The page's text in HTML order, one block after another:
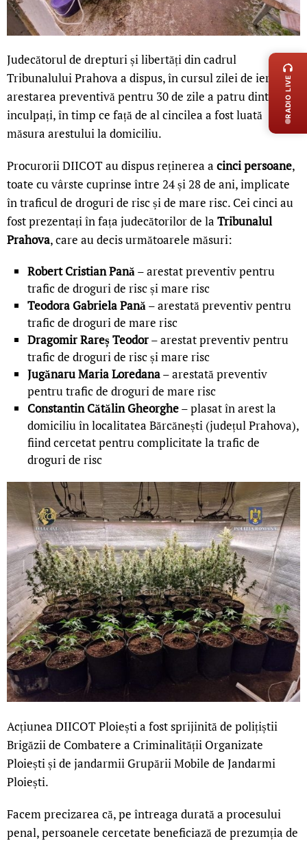
Judecătorul de drepturi și libertăți din cadrul
Tribunalului Prahova a dispus, în cursul zilei de ieri,
arestarea preventivă pentru 30 de zile a patru dintre
inculpați, în timp ce față de al cincilea a fost luată
măsura arestului la domiciliu.
Procurorii DIICOT au dispus reținerea a cinci persoane,
toate cu vârste cuprinse între 24 și 28 de ani, implicate
în traficul de droguri de risc și de mare risc. Cei cinci au
fost prezentați în fața judecătorilor de la Tribunalul
Prahova, care au decis următoarele măsuri:
Robert Cristian Pană– arestat preventiv pentru
trafic de droguri de risc și mare risc
Teodora Gabriela Pană– arestată preventiv pentru
trafic de droguri de mare risc
Dragomir Rareș Teodor– arestat preventiv pentru
trafic de droguri de risc și mare risc
Jugănaru Maria Loredana– arestată preventiv
pentru trafic de droguri de mare risc
Constantin Cătălin Gheorghe– plasat în arest la
domiciliu în localitatea Bărcănești (județul Prahova),
fiind cercetat pentru complicitate la trafic de
droguri de risc
Acțiunea DIICOT Ploiești a fost sprijinită de polițiștii
Brigăzii de Combatere a Criminalității Organizate
Ploiești și de jandarmii Grupării Mobile de Jandarmi
Ploiești.
Facem precizarea că, pe întreaga durată a procesului
penal, persoanele cercetate beneficiază de prezumția de
RADIO LIVE